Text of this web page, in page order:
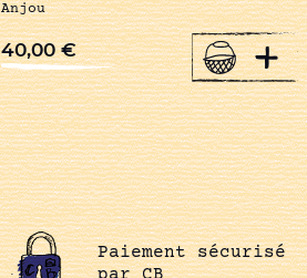
Anjou
40,00€ +
Paiement sécurisé